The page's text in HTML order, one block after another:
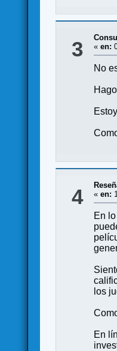
3
«en:
No
4
«en:
En
los
En